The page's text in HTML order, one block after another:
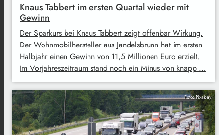
Knaus Tabbert im ersten Quartal wieder mit
Gewinn
Der Sparkurs bei Knaus Tabbert zeigt offenbar Wirkung.
Der Wohnmobilhersteller aus Jandelsbrunn hat im ersten
Halbjahr einen Gewinn von 11,5 Millionen Euro erzielt.
Im Vorjahreszeitraum stand noch ein Minus von knapp …
Foto: Pixabay